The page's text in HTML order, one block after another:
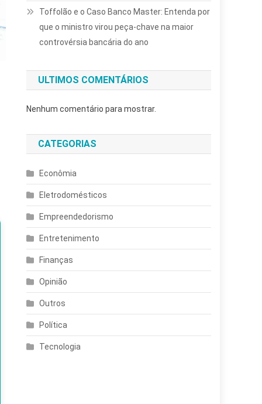
Toffolão e o Caso Banco Master: Entenda por
que o ministro virou peça-chave na maior
controvérsia bancária do ano
ULTIMOS COMENTÁRIOS
Nenhum comentário para mostrar.
CATEGORIAS
Econômia
Eletrodomésticos
Empreendedorismo
Entretenimento
Finanças
Opinião
Outros
Política
Tecnologia